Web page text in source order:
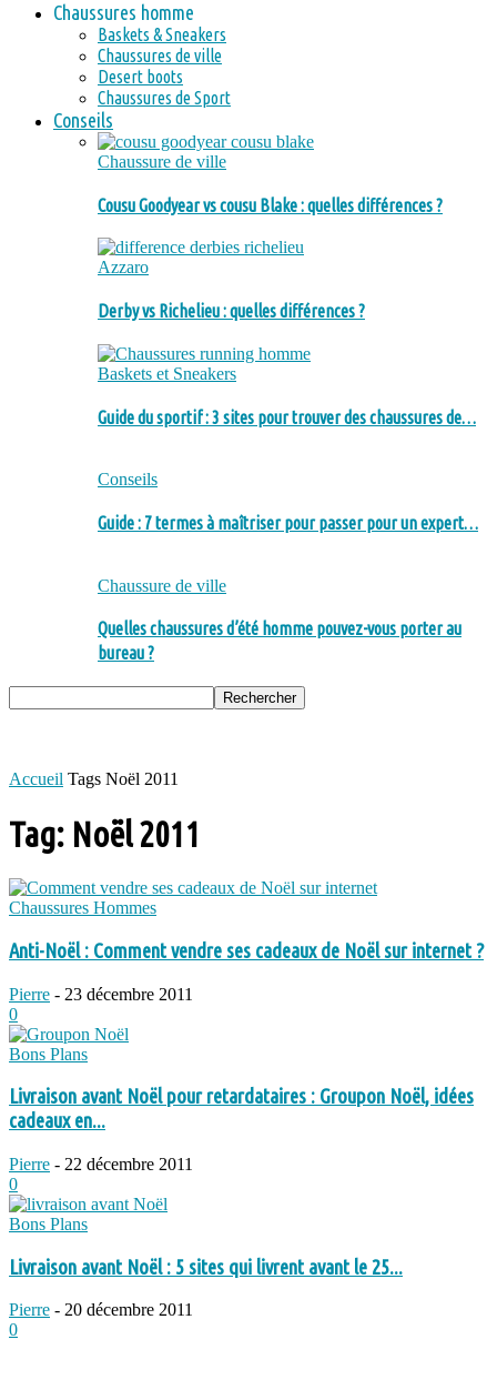
Chaussures homme
Baskets & Sneakers
Chaussures de ville
Desert boots
Chaussures de Sport
Conseils
Chaussure de ville
Cousu Goodyear vs cousu Blake : quelles différences ?
Azzaro
Derby vs Richelieu : quelles différences ?
Baskets et Sneakers
Guide du sportif : 3 sites pour trouver des chaussures de…
Conseils
Guide : 7 termes à maîtriser pour passer pour un expert…
Chaussure de ville
Quelles chaussures d’été homme pouvez-vous porter au
bureau ?
Accueil Tags Noël 2011
Tag: Noël 2011
Chaussures Hommes
Anti-Noël : Comment vendre ses cadeaux de Noël sur internet ?
Pierre - 23 décembre 2011
0
Bons Plans
Livraison avant Noël pour retardataires : Groupon Noël, idées
cadeaux en...
Pierre - 22 décembre 2011
0
Bons Plans
Livraison avant Noël : 5 sites qui livrent avant le 25...
Pierre - 20 décembre 2011
0